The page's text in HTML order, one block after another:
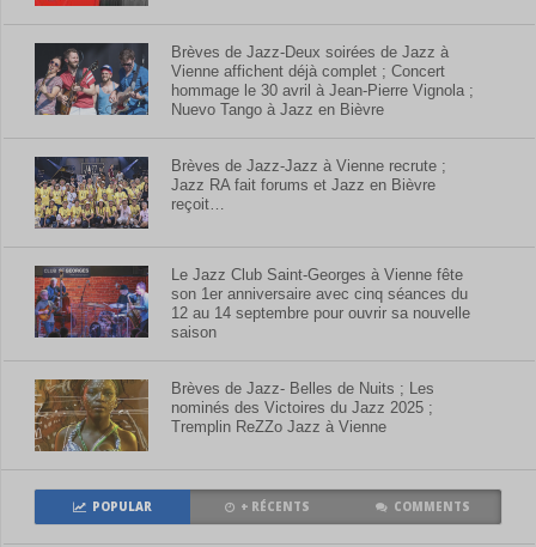
Brèves de Jazz-Deux soirées de Jazz à
Vienne affichent déjà complet ; Concert
hommage le 30 avril à Jean-Pierre Vignola ;
Nuevo Tango à Jazz en Bièvre
Brèves de Jazz-Jazz à Vienne recrute ;
Jazz RA fait forums et Jazz en Bièvre
reçoit…
Le Jazz Club Saint-Georges à Vienne fête
son 1er anniversaire avec cinq séances du
12 au 14 septembre pour ouvrir sa nouvelle
saison
Brèves de Jazz- Belles de Nuits ; Les
nominés des Victoires du Jazz 2025 ;
Tremplin ReZZo Jazz à Vienne
POPULAR + RÉCENTS COMMENTS